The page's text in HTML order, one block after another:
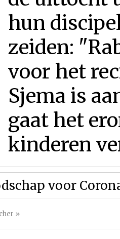
hun
zeiden:
voor het
Sjema is
gaat het
kinderen
voor
»